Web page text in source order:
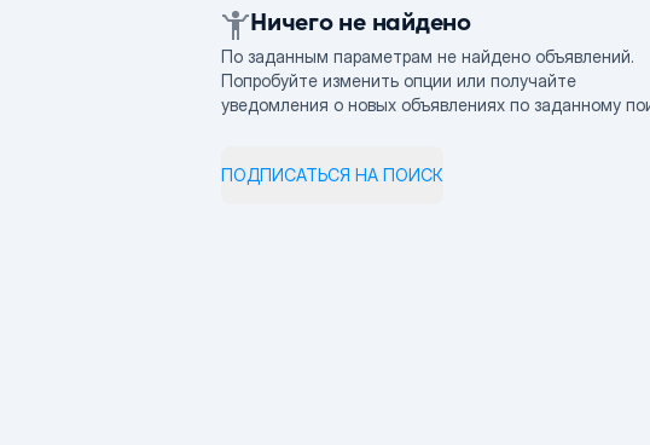
Ничего не найдено
По заданным параметрам не найдено объявлений.
Попробуйте изменить опции или получайте
уведомления о новых объявлениях по заданному
ПОДПИСАТЬСЯ НА ПОИСК